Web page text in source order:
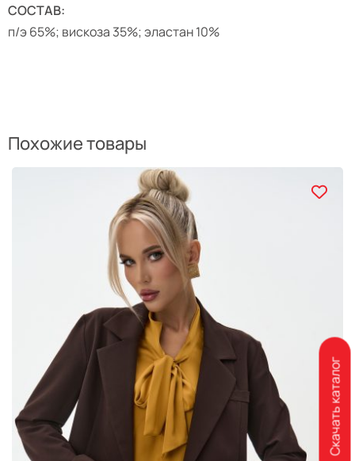
СОСТАВ:
п/э 65%; вискоза 35%; эластан 10%
Похожие товары
Скачать каталог